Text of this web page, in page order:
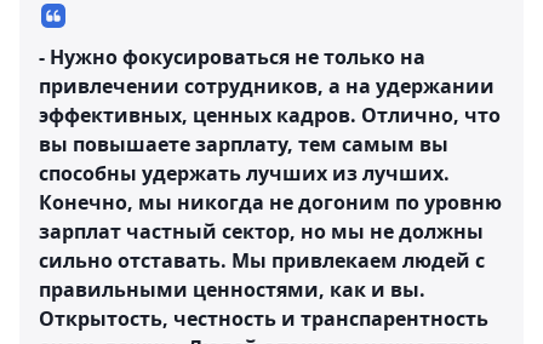
- Нужно фокусироваться не только на
привлечении сотрудников, а на удержании
эффективных, ценных кадров. Отлично, что
вы повышаете зарплату, тем самым вы
способны удержать лучших из лучших.
Конечно, мы никогда не догоним по уровню
зарплат частный сектор, но мы не должны
сильно отставать. Мы привлекаем людей с
правильными ценностями, как и вы.
Открытость, честность и транспарентность